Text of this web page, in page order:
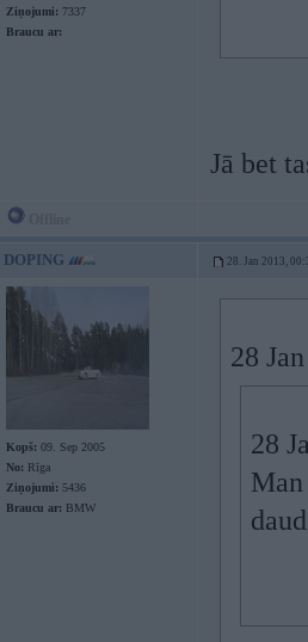
Ziņojumi: 7337
Braucu ar:
Jā bet
DOPING 28. Jan 2013,
Kopš: 09. Sep 2005
No: Rīga
Ziņojumi: 5436
Braucu ar: BMW
28
28